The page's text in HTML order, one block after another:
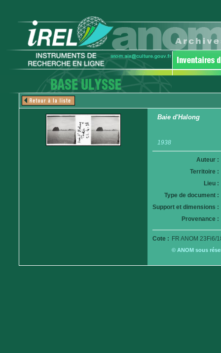
Baie d'Halong
1938
Auteur :
Territoire :
Lieu :
Type de document :
Support et dimensions :
Provenance :
Cote : FR ANOM 23Fi6/
© ANOM sous